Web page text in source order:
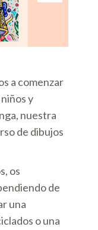
a comenzar
y
nuestra
de dibujos
os
de
una
o una